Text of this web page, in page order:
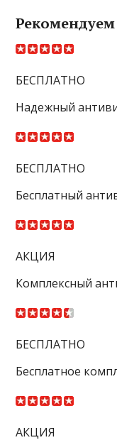
Рекомендуем
БЕСПЛАТНО
Надежный
БЕСПЛАТНО
Бесплатный
АКЦИЯ
Комплексный
БЕСПЛАТНО
Бесплатное
АКЦИЯ